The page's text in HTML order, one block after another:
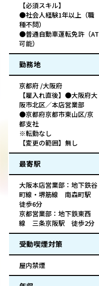
【必須スキル】
●社会人経験1年以上（職
種不問）
●普通自動車運転免許（AT
可能）
勤務地
京都府 /大阪府
【雇入れ直後】●大阪府大
阪市北区／本店営業部
●京都府京都市東山区/京
都支社
※転勤なし
【変更の範囲】無し
最寄駅
大阪本店営業部：地下鉄谷
町線・堺筋線 南森町駅
徒歩6分
京都営業部：地下鉄東西
線 三条京阪駅 徒歩2分
受動喫煙対策
屋内禁煙